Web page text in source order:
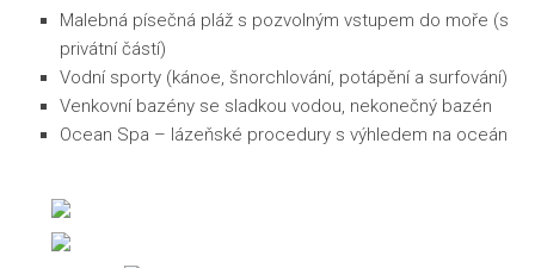
Malebná písečná pláž s pozvolným vstupem do moře (s
privátní částí)
Vodní sporty (kánoe, šnorchlování, potápění a surfování)
Venkovní bazény se sladkou vodou, nekonečný bazén
Ocean Spa – lázeňské procedury s výhledem na oceán